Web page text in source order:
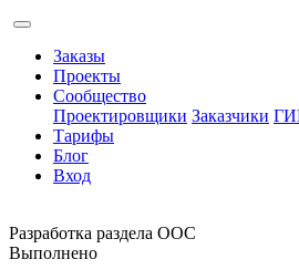
Заказы
Проекты
Сообщество
Проектировщики Заказчики
Тарифы
Блог
Вход
Разработка раздела ООС
Выполнено